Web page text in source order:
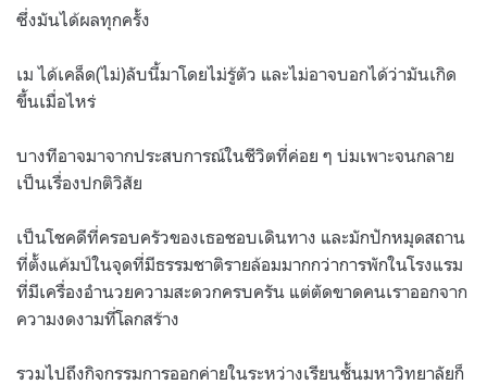
ซึ่งมันได้ผลทุกครั้ง
เม ได้เคล็ด(ไม่)ลับนี้มาโดยไม่รู้ตัว และไม่อาจบอกได้ว่ามันเกิด
ขึ้นเมื่อไหร่
บางทีอาจมาจากประสบการณ์ในชีวิตที่ค่อย ๆ บ่มเพาะจนกลาย
เป็นเรื่องปกติวิสัย
เป็นโชคดีที่ครอบครัวของเธอชอบเดินทาง และมักปักหมุดสถาน
ที่ตั้งแค้มป์ในจุดที่มีธรรมชาติรายล้อมมากกว่าการพักในโรงแรม
ที่มีเครื่องอำนวยความสะดวกครบครัน แต่ตัดขาดคนเราออกจาก
ความงดงามที่โลกสร้าง
รวมไปถึงกิจกรรมการออกค่ายในระหว่างเรียนชั้นมหาวิทยาลัยก็